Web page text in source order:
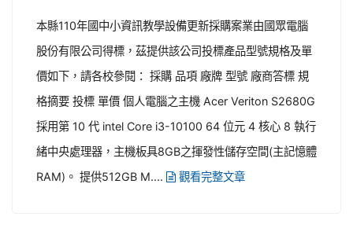
本縣110年國中小資訊教學設備更新採購案業由國眾電腦
股份有限公司得標，茲提供該公司投標產品型號規格及單
價如下，請各校參閱： 採購 品項 廠牌 型號 廠商答標 規
格摘要 投標 單價 個人電腦之主機 Acer Veriton S2680G
採用第 10 代 intel Core i3-10100 64 位元 4 核心 8 執行
緒中央處理器，主機板具8GB之揮發性儲存空間(主記憶體
RAM)。 提供512GB M....
觀看完整文章